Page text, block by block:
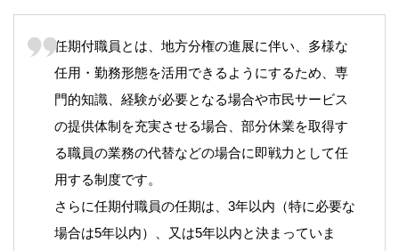
任期付職員とは、地方分権の進展に伴い、多様な
任用・勤務形態を活用できるようにするため、専
門的知識、経験が必要となる場合や市民サービス
の提供体制を充実させる場合、部分休業を取得す
る職員の業務の代替などの場合に即戦力として任
用する制度です。
さらに任期付職員の任期は、3年以内（特に必要な
場合は5年以内）、又は5年以内と決まっていま